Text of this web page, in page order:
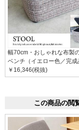
幅70cm・おしゃれな布製
ベンチ（イエロー色／完成
￥16,346(税抜)
この商品の閲